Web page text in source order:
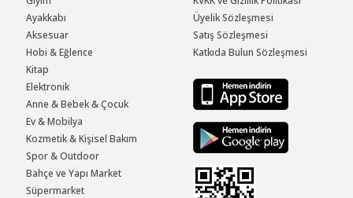
Ayakkabı
Aksesuar
Hobi & Eğlence
Kitap
Elektronik
Anne & Bebek & Çocuk
Ev & Mobilya
Kozmetik & Kişisel Bakım
Spor & Outdoor
Bahçe ve Yapı Market
Süpermarket
Üyelik Sözleşmesi
Satış Sözleşmesi
Katkıda Bulun Sözleşmesi